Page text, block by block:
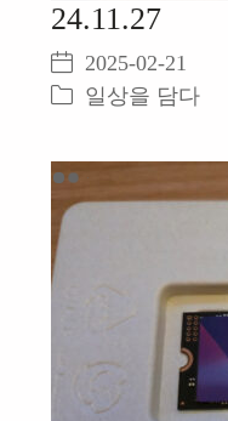
24.11.27
2025-02-21
일상을 담다